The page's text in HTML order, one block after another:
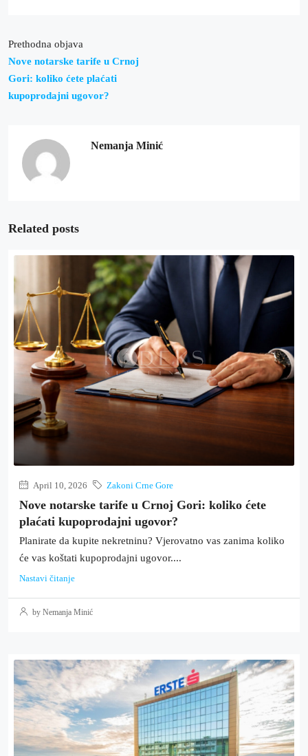
Prethodna objava
Nove notarske tarife u Crnoj
Gori: koliko ćete plaćati
kupoprodajni ugovor?
Nemanja Minić
Related posts
April 10, 2026 Zakoni Crne Gore
Nove notarske tarife u Crnoj Gori: koliko ćete
plaćati kupoprodajni ugovor?
Planirate da kupite nekretninu? Vjerovatno vas zanima koliko
će vas koštati kupoprodajni ugovor....
Nastavi čitanje
by Nemanja Minić